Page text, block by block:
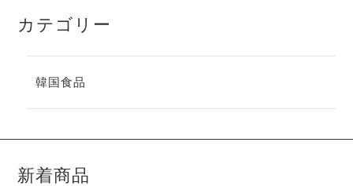
カテゴリー
韓国食品
新着商品